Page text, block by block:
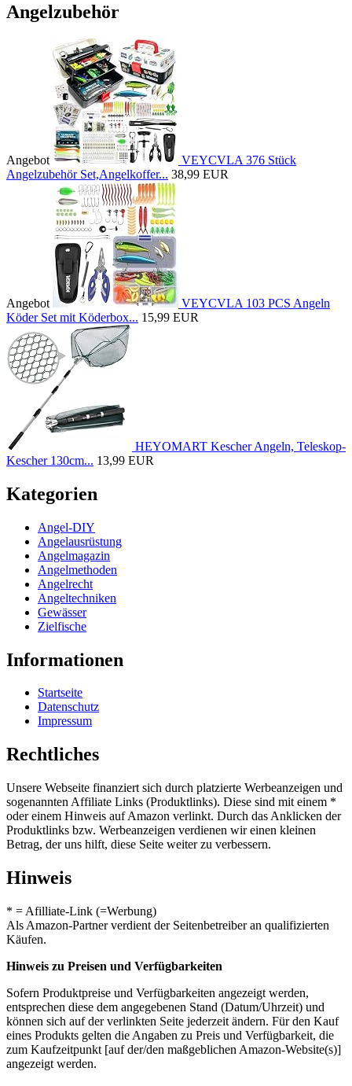
Angelzubehör
Angebot
VEYCVLA 376 Stück
Angelzubehör Set,Angelkoffer... 38,99 EUR
Angebot
VEYCVLA 103 PCS Angeln
Köder Set mit Köderbox... 15,99 EUR
HEYOMART Kescher Angeln, Teleskop-
Kescher 130cm... 13,99 EUR
Kategorien
Angel-DIY
Angelausrüstung
Angelmagazin
Angelmethoden
Angelrecht
Angeltechniken
Gewässer
Zielfische
Informationen
Startseite
Datenschutz
Impressum
Rechtliches
Unsere Webseite finanziert sich durch platzierte Werbeanzeigen und
sogenannten Affiliate Links (Produktlinks). Diese sind mit einem *
oder einem Hinweis auf Amazon verlinkt. Durch das Anklicken der
Produktlinks bzw. Werbeanzeigen verdienen wir einen kleinen
Betrag, der uns hilft, diese Seite weiter zu verbessern.
Hinweis
* = Afilliate-Link (=Werbung)
Als Amazon-Partner verdient der Seitenbetreiber an qualifizierten
Käufen.
Hinweis zu Preisen und Verfügbarkeiten
Sofern Produktpreise und Verfügbarkeiten angezeigt werden,
entsprechen diese dem angegebenen Stand (Datum/Uhrzeit) und
können sich auf der verlinkten Seite jederzeit ändern. Für den Kauf
eines Produkts gelten die Angaben zu Preis und Verfügbarkeit, die
zum Kaufzeitpunkt [auf der/den maßgeblichen Amazon-Website(s)]
angezeigt werden.